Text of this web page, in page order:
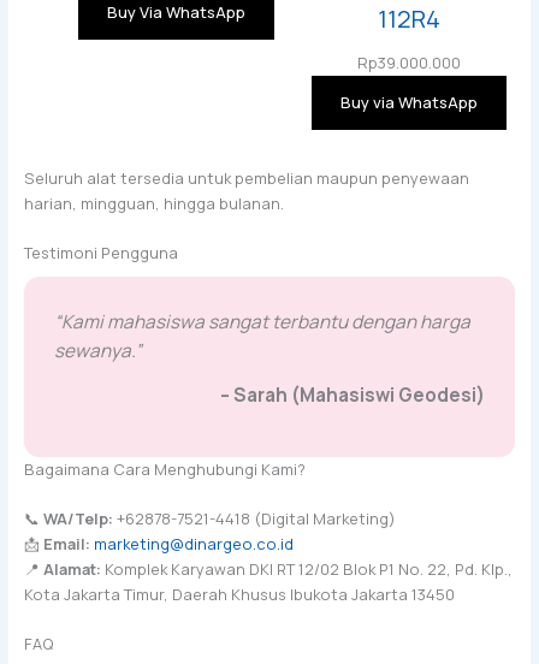
Buy Via WhatsApp
112R4
Rp39.000.000
Buy via WhatsApp
Seluruh alat tersedia untuk pembelian maupun penyewaan
harian, mingguan, hingga bulanan.
Testimoni Pengguna
“Kami mahasiswa sangat terbantu dengan harga
sewanya.”
– Sarah (Mahasiswi Geodesi)
Bagaimana Cara Menghubungi Kami?
📞 WA/Telp: +62878-7521-4418 (Digital Marketing)
📩 Email: marketing@dinargeo.co.id
📍 Alamat: Komplek Karyawan DKI RT 12/02 Blok P1 No. 22, Pd. Klp.,
Kota Jakarta Timur, Daerah Khusus Ibukota Jakarta 13450
FAQ